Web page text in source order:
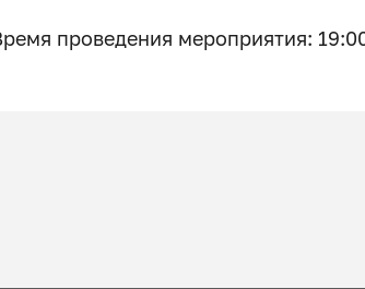
проведения мероприятия: